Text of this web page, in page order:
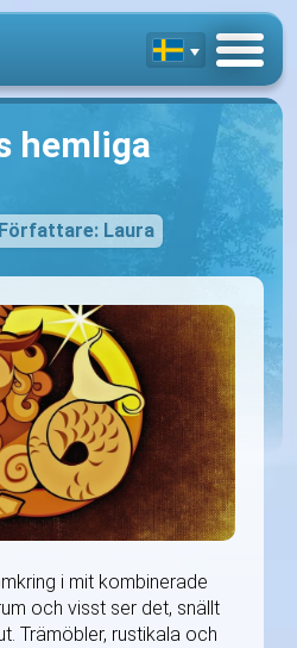
hemliga
Författare: Laura
i mit kombinerade
och visst ser det, snällt
Trämöbler, rustikala och